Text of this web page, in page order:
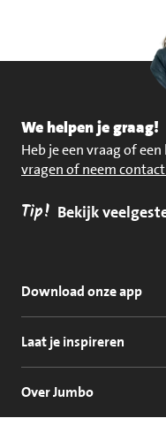
We helpen je graag!
Heb je een vraag of een
vragen of neem
Tip! Bekijk
Download onze app
Laat je inspireren
Over Jumbo